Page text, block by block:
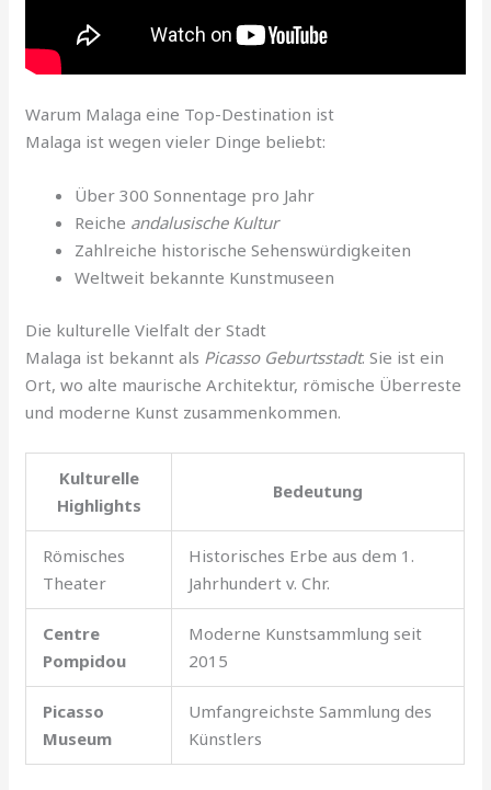
Warum Malaga eine Top-Destination ist
Malaga ist wegen vieler Dinge beliebt:
Über 300 Sonnentage pro Jahr
Reiche andalusische Kultur
Zahlreiche historische Sehenswürdigkeiten
Weltweit bekannte Kunstmuseen
Die kulturelle Vielfalt der Stadt
Malaga ist bekannt als Picasso Geburtsstadt. Sie ist ein
Ort, wo alte maurische Architektur, römische Überreste
und moderne Kunst zusammenkommen.
Kulturelle
Highlights
Bedeutung
Römisches
Theater
Historisches Erbe aus dem 1.
Jahrhundert v. Chr.
Centre
Pompidou
Moderne Kunstsammlung seit
2015
Picasso
Museum
Umfangreichste Sammlung des
Künstlers